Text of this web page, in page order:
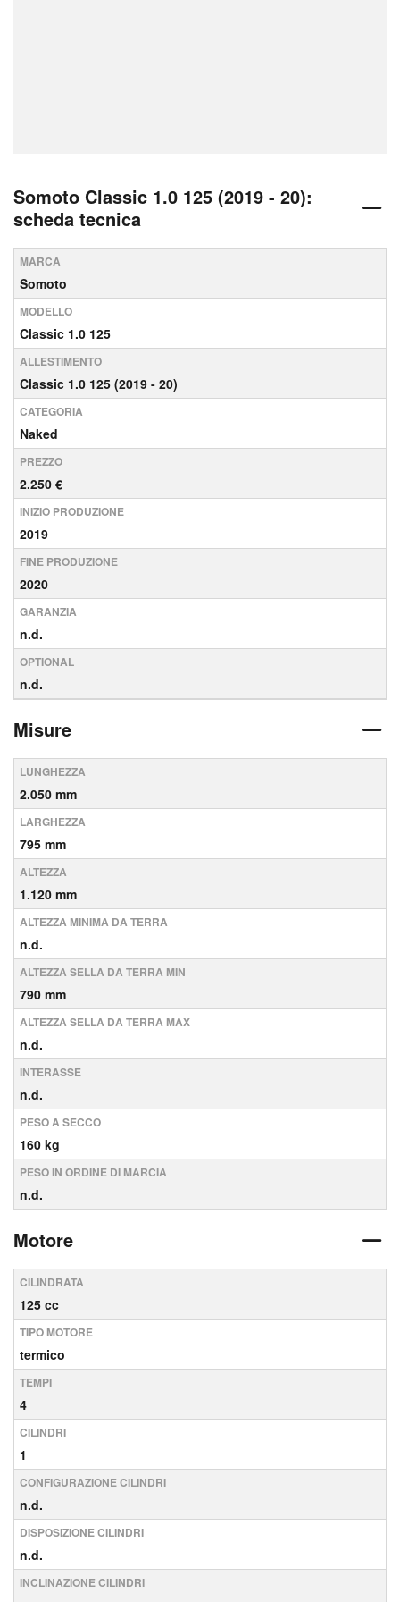
Somoto Classic 1.0 125 (2019 - 20):
scheda tecnica
MARCA
Somoto
MODELLO
Classic 1.0 125
ALLESTIMENTO
Classic 1.0 125 (2019 - 20)
CATEGORIA
Naked
PREZZO
2.250 €
INIZIO PRODUZIONE
2019
FINE PRODUZIONE
2020
GARANZIA
n.d.
OPTIONAL
n.d.
Misure
LUNGHEZZA
2.050 mm
LARGHEZZA
795 mm
ALTEZZA
1.120 mm
ALTEZZA MINIMA DA TERRA
n.d.
ALTEZZA SELLA DA TERRA MIN
790 mm
ALTEZZA SELLA DA TERRA MAX
n.d.
INTERASSE
n.d.
PESO A SECCO
160 kg
PESO IN ORDINE DI MARCIA
n.d.
Motore
CILINDRATA
125 cc
TIPO MOTORE
termico
TEMPI
4
CILINDRI
1
CONFIGURAZIONE CILINDRI
n.d.
DISPOSIZIONE CILINDRI
n.d.
INCLINAZIONE CILINDRI